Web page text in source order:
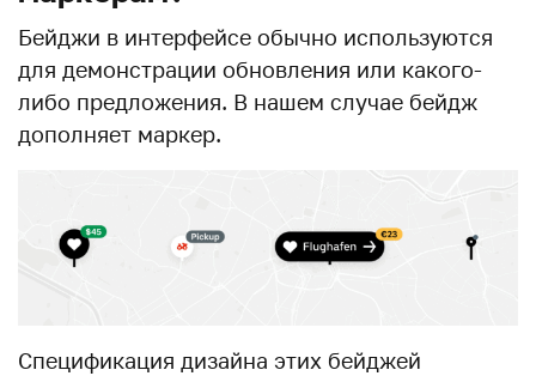
Бейджи в интерфейсе обычно используются
для демонстрации обновления или какого-
либо предложения. В нашем случае бейдж
дополняет маркер.
Спецификация дизайна этих бейджей